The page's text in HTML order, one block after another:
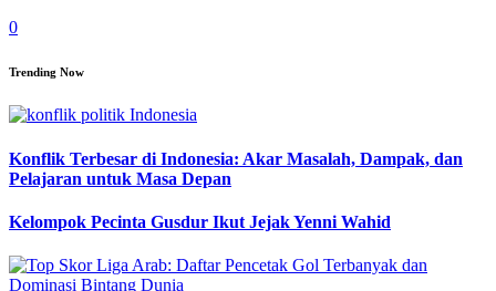
0
Trending Now
Konflik Terbesar di Indonesia: Akar Masalah, Dampak, dan
Pelajaran untuk Masa Depan
Kelompok Pecinta Gusdur Ikut Jejak Yenni Wahid